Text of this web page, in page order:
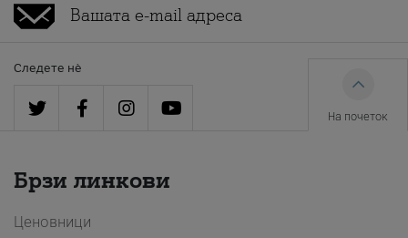
Следете нè
На почеток
Брзи линкови
Ценовници